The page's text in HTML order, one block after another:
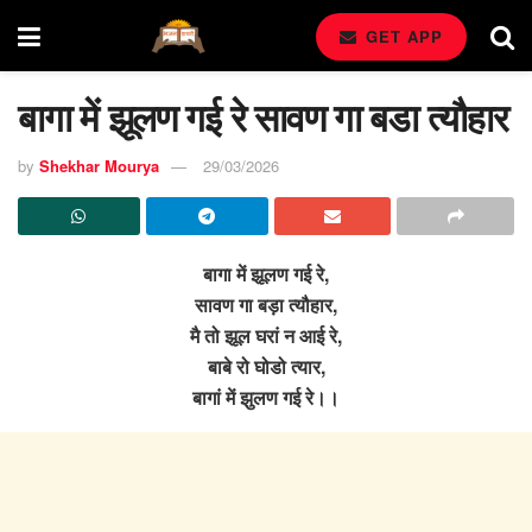
GET APP
बागा में झूलण गई रे सावण गा बडा त्यौहार
by Shekhar Mourya 29/03/2026
बागा में झूलण गई रे,
सावण गा बड़ा त्यौहार,
मै तो झूल घरां न आई रे,
बाबे रो घोडो त्यार,
बागां में झुलण गई रे।।